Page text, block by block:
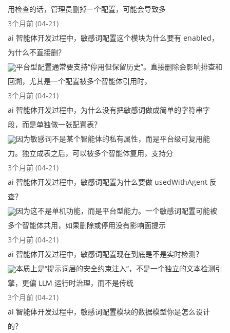
用检查的话，管理员删掉一个配置，可能会导致多
3个月前 (04-21)
ai 智能体开发过程中，敏感词配置这个模块为什么要有 enabled，
为什么不直接删？
平台型配置通常要支持“停用但保留历史”。直接删除会影响排查和
回溯，尤其是一个配置被多个智能体引用时，
3个月前 (04-21)
ai 智能体开发过程中，为什么没有把敏感词做成简单的字符串字
段，而是单独做一张配置表？
因为敏感词不是某个智能体的私有属性，而是平台级可复用能
力。独立成表之后，可以被多个智能体复用，支持分
3个月前 (04-21)
ai 智能体开发过程中，敏感词配置为什么要做 usedWithAgent 反
查？
因为这不是单机功能，而是平台型能力。一个敏感词配置可能被
多个智能体共用，如果删除或停用没有影响面提示
3个月前 (04-21)
ai 智能体开发过程中，敏感词配置现在到底是不是实时检测？
本质上是“提示词层的安全约束注入”，不是一个独立的文本检测引
擎，更偏 LLM 运行时治理，而不是传统
3个月前 (04-21)
ai 智能体开发过程中，敏感词配置模块的数据模型你是怎么设计
的？